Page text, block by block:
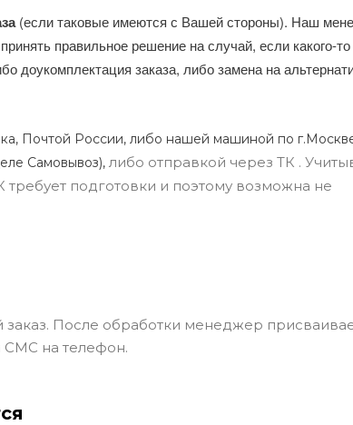
(если таковые имеются с Вашей стороны). Наш
правильное решение на случай, если какого-
доукомплектация заказа, либо замена на
Почтой России, либо нашей машиной по
Самовывоз), либо отправкой через ТК .
требует подготовки и поэтому возможна не
После обработки менеджер
СМС на телефон.